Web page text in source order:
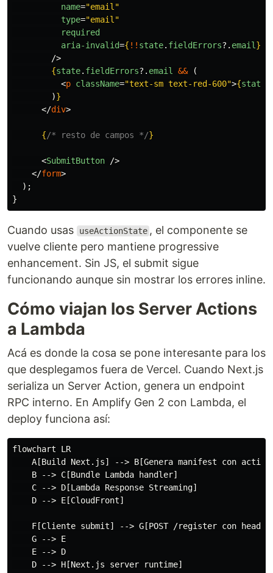
name="email"
type="email"
required
aria-invalid={ !! state. fieldErrors?. email }
/>
{state. fieldErrors?. email &&
(
<p className="text-sm text-red-600">{state
)}
</div>
{/* resto de campos */}
<SubmitButton
/>
</form>
);
}
Cuando usas useActionState , el componente se
vuelve cliente pero mantiene progressive
enhancement. Sin JS, el submit sigue
funcionando aunque sin mostrar los errores inline.
Cómo viajan los Server Actions
a Lambda
Acá es donde la cosa se pone interesante para los
que desplegamos fuera de Vercel. Cuando Next.js
serializa un Server Action, genera un endpoint
RPC interno. En Amplify Gen 2 con Lambda, el
deploy funciona así:
flowchart LR
A[Build Next.js] --> B[Genera manifest con action
    B --> C[Bundle Lambda handler]
    C --> D[Lambda Response Streaming]
    D --> E[CloudFront]
F[Cliente submit] --> G[POST /register con
    G --> E
    E --> D
    D --> H[Next.js server runtime]